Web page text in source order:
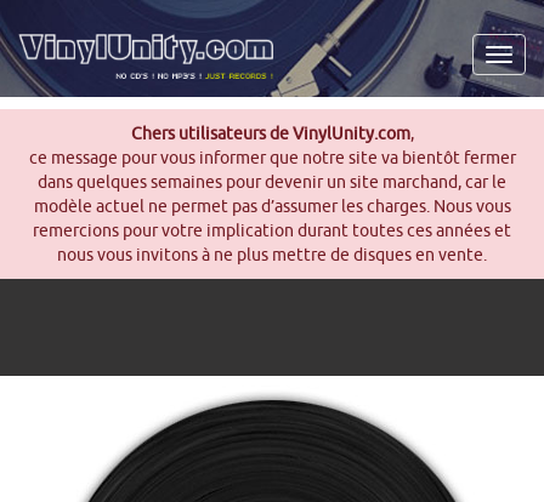
Chers utilisateurs de VinylUnity.com,
ce message pour vous informer que notre site va bientôt fermer
dans quelques semaines pour devenir un site marchand, car le
modèle actuel ne permet pas d’assumer les charges. Nous vous
remercions pour votre implication durant toutes ces années et
nous vous invitons à ne plus mettre de disques en vente.